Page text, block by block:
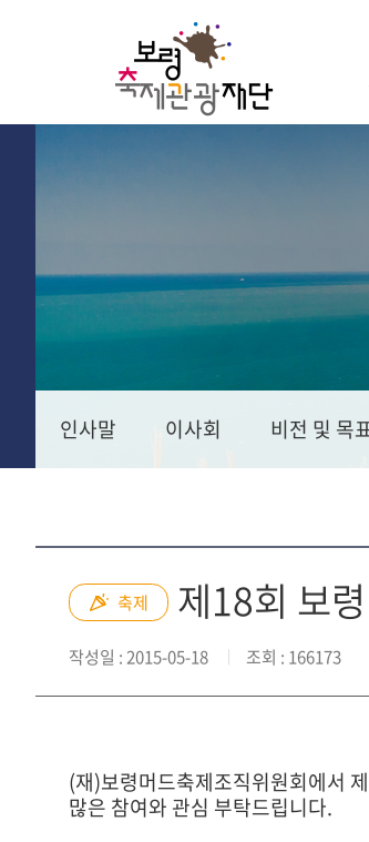
인사말 이사회 비전 및 목
축제 제18회 보
작성일 : 2015-05-18 조회 : 166173
(재)보령머드축제조직위원회에서
많은 참여와 관심 부탁드립니다.